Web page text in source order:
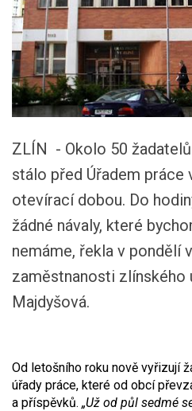
ZLÍN - Okolo 50
stálo před Úřadem práce
otevírací dobou. Do
žádné návaly, které
nemáme, řekla v pondělí
zaměstnanosti zlínského
Majdyšová.
Od letošního roku nově vyřizují
úřady práce, které od obcí
a příspěvků. „Už od půl sedmé